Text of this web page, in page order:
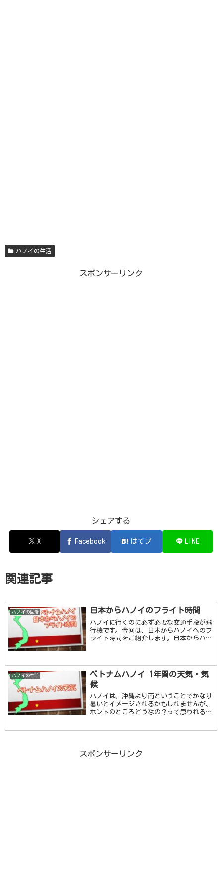
ハノイの生活
スポンサーリンク
シェアする
X Facebook はてブ LINE
関連記事
ハノイの生活 日本からハノイのフライト時間
ハノイに行くのに必ず必要な交通手段が飛
行機です。今回は、日本からハノイへのフ
ライト時間をご紹介します。日本からハノ
うことを知ら …続きを読む
ハノイの生活
ベトナムハノイ 1年間の天気・気
候
ハノイは、沖縄より南ということでかなり
暑いとイメージされるかもしれませんが、
ホントのところどうなの？って思われる方
スポンサーリンク